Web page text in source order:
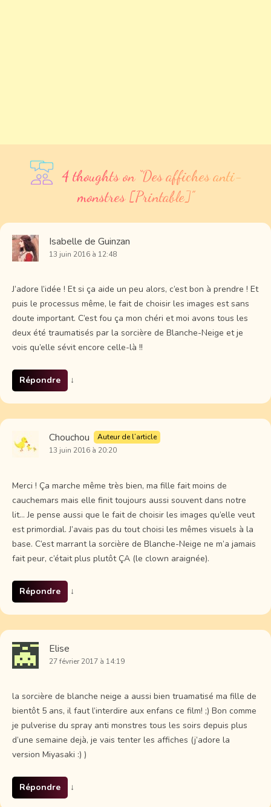
4 thoughts on “Des affiches anti-
monstres [Printable]”
Isabelle de Guinzan
13 juin 2016 à 12:48
J’adore l’idée ! Et si ça aide un peu alors, c’est bon à prendre ! Et
puis le processus même, le fait de choisir les images est sans
doute important. C’est fou ça mon chéri et moi avons tous les
deux été traumatisés par la sorcière de Blanche-Neige et je
vois qu’elle sévit encore celle-là !!
Répondre ↓
Chouchou
Auteur de l’article
13 juin 2016 à 20:20
Merci ! Ça marche même très bien, ma fille fait moins de
cauchemars mais elle finit toujours aussi souvent dans notre
lit… Je pense aussi que le fait de choisir les images qu’elle veut
est primordial. J’avais pas du tout choisi les mêmes visuels à la
base. C’est marrant la sorcière de Blanche-Neige ne m’a jamais
fait peur, c’était plus plutôt ÇA (le clown araignée).
Répondre ↓
Elise
27 février 2017 à 14:19
la sorcière de blanche neige a aussi bien truamatisé ma fille de
bientôt 5 ans, il faut l’interdire aux enfans ce film! ;) Bon comme
je pulverise du spray anti monstres tous les soirs depuis plus
d’une semaine dejà, je vais tenter les affiches (j’adore la
version Miyasaki :) )
Répondre ↓